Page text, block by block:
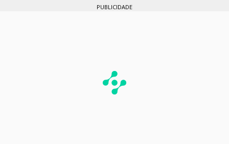
PUBLICIDADE